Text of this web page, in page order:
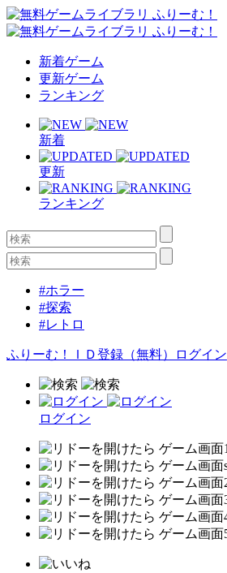
新着ゲーム
更新ゲーム
ランキング
新着
更新
ランキング
#ホラー
#探索
#レトロ
ふりーむ！ＩＤ登録（無料） ログイン
ログイン